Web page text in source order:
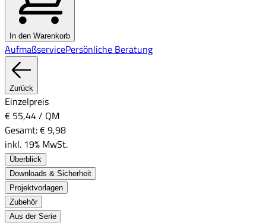
In den Warenkorb
AufmaßservicePersönliche Beratung
Zurück
Einzelpreis
€ 55,44/ QM
Gesamt:€ 9,98
inkl. 19% MwSt.
Überblick
Downloads & Sicherheit
Projektvorlagen
Zubehör
Aus der Serie